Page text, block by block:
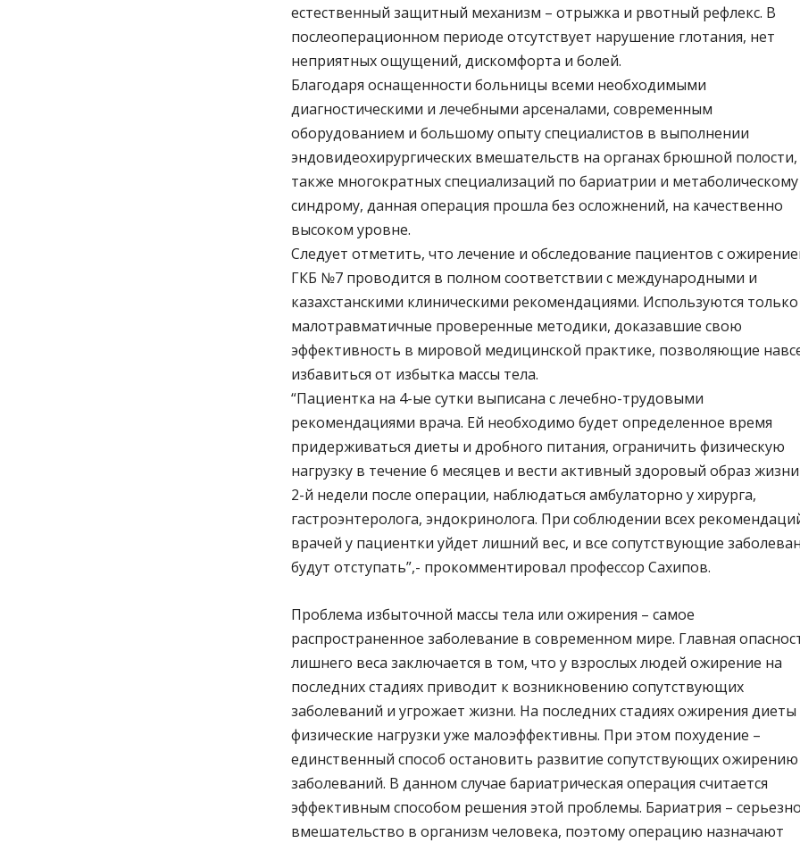
естественный защитный механизм – отрыжка и рвотный рефлекс. В
послеоперационном периоде отсутствует нарушение глотания, нет
неприятных ощущений, дискомфорта и болей.
Благодаря оснащенности больницы всеми необходимыми
диагностическими и лечебными арсеналами, современным
оборудованием и большому опыту специалистов в выполнении
эндовидеохирургических вмешательств на органах брюшной полости,
также многократных специализаций по бариатрии и метаболическому
синдрому, данная операция прошла без осложнений, на качественно
высоком уровне.
Следует отметить, что лечение и обследование пациентов с
ГКБ №7 проводится в полном соответствии с международными и
казахстанскими клиническими рекомендациями. Используются только
малотравматичные проверенные методики, доказавшие свою
эффективность в мировой медицинской практике, позволяющие
избавиться от избытка массы тела.
“Пациентка на 4-ые сутки выписана с лечебно-трудовыми
рекомендациями врача. Ей необходимо будет определенное время
придерживаться диеты и дробного питания, ограничить физическую
нагрузку в течение 6 месяцев и вести активный здоровый образ жизни
2-й недели после операции, наблюдаться амбулаторно у хирурга,
гастроэнтеролога, эндокринолога. При соблюдении всех
врачей у пациентки уйдет лишний вес, и все сопутствующие
будут отступать”,- прокомментировал профессор Сахипов.
Проблема избыточной массы тела или ожирения – самое
распространенное заболевание в современном мире. Главная
лишнего веса заключается в том, что у взрослых людей ожирение на
последних стадиях приводит к возникновению сопутствующих
заболеваний и угрожает жизни. На последних стадиях ожирения диеты
физические нагрузки уже малоэффективны. При этом похудение –
единственный способ остановить развитие сопутствующих ожирению
заболеваний. В данном случае бариатрическая операция считается
эффективным способом решения этой проблемы. Бариатрия –
вмешательство в организм человека, поэтому операцию назначают